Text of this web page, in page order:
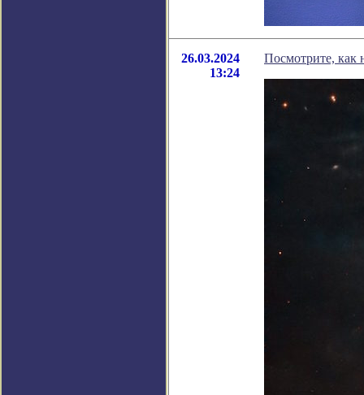
26.03.2024
13:24
Посмотрите, как